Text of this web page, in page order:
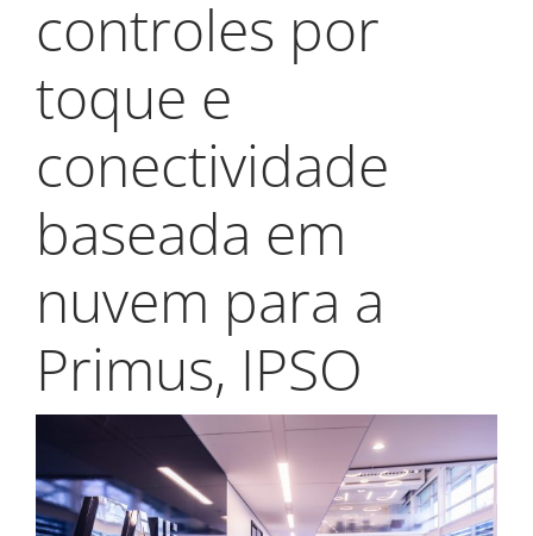
controles por
toque e
conectividade
baseada em
nuvem para a
Primus, IPSO